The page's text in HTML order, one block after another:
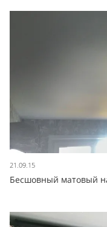
21.09.15
Бесшовный матовый